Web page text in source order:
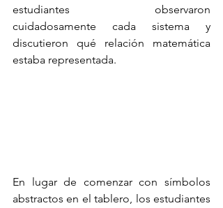
estudiantes observaron
cuidadosamente cada sistema y
discutieron qué relación matemática
estaba representada.
En lugar de comenzar con símbolos
abstractos en el tablero, los estudiantes